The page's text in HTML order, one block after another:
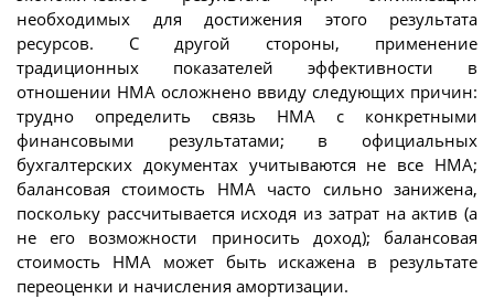
необходимых для достижения этого результата
ресурсов. С другой стороны, применение
традиционных показателей эффективности в
отношении НМА осложнено ввиду следующих причин:
трудно определить связь НМА с конкретными
финансовыми результатами; в официальных
бухгалтерских документах учитываются не все НМА;
балансовая стоимость НМА часто сильно занижена,
поскольку рассчитывается исходя из затрат на актив (а
не его возможности приносить доход); балансовая
стоимость НМА может быть искажена в результате
переоценки и начисления амортизации.